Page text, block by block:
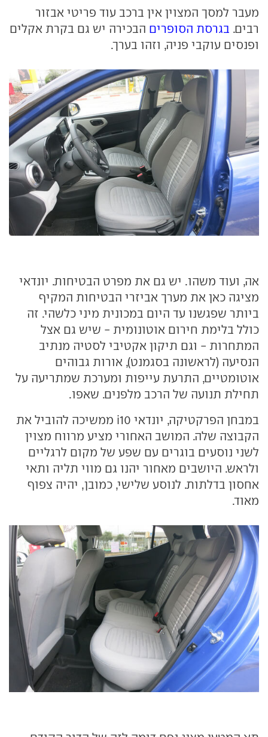
מעבר למסך המצוין אין ברכב עוד פריטי אבזור
רבים. בגרסת הסופרים הבכירה יש גם בקרת אקלים
ופנסים עוקבי פניה, וזהו בערך.
אה, ועוד משהו. יש גם את מפרט הבטיחות. יונדאי
מציגה כאן את מערך אביזרי הבטיחות המקיף
ביותר שפגשנו עד היום במכונית מיני כלשהי. זה
כולל בלימת חירום אוטונומית - שיש גם אצל
המתחרות - וגם תיקון אקטיבי לסטיה מנתיב
הנסיעה (לראשונה בסגמנט), אורות גבוהים
אוטומטיים, התרעת עייפות ומערכת שמתריעה על
תחילת תנועה של הרכב מלפנים. שאפו.
במבחן הפרקטיקה, יונדאי i10 ממשיכה להוביל את
הקבוצה שלה. המושב האחורי מציע מרווח מצוין
לשני נוסעים בוגרים עם שפע של מקום לרגליים
ולראש. היושבים מאחור יהנו גם מווי תליה ותאי
אחסון בדלתות. לנוסע שלישי, כמובן, יהיה צפוף
מאוד.